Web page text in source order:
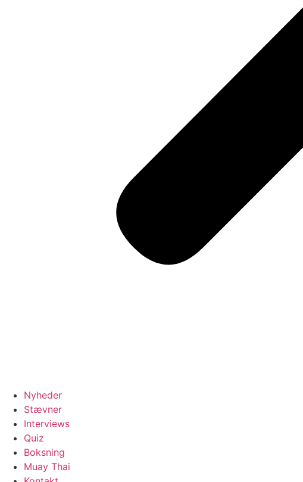
Nyheder
Stævner
Interviews
Quiz
Boksning
Muay Thai